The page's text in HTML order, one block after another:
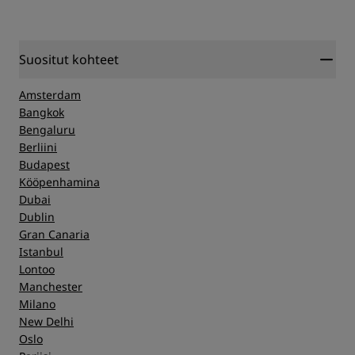
Suositut kohteet
Amsterdam
Bangkok
Bengaluru
Berliini
Budapest
Kööpenhamina
Dubai
Dublin
Gran Canaria
Istanbul
Lontoo
Manchester
Milano
New Delhi
Oslo